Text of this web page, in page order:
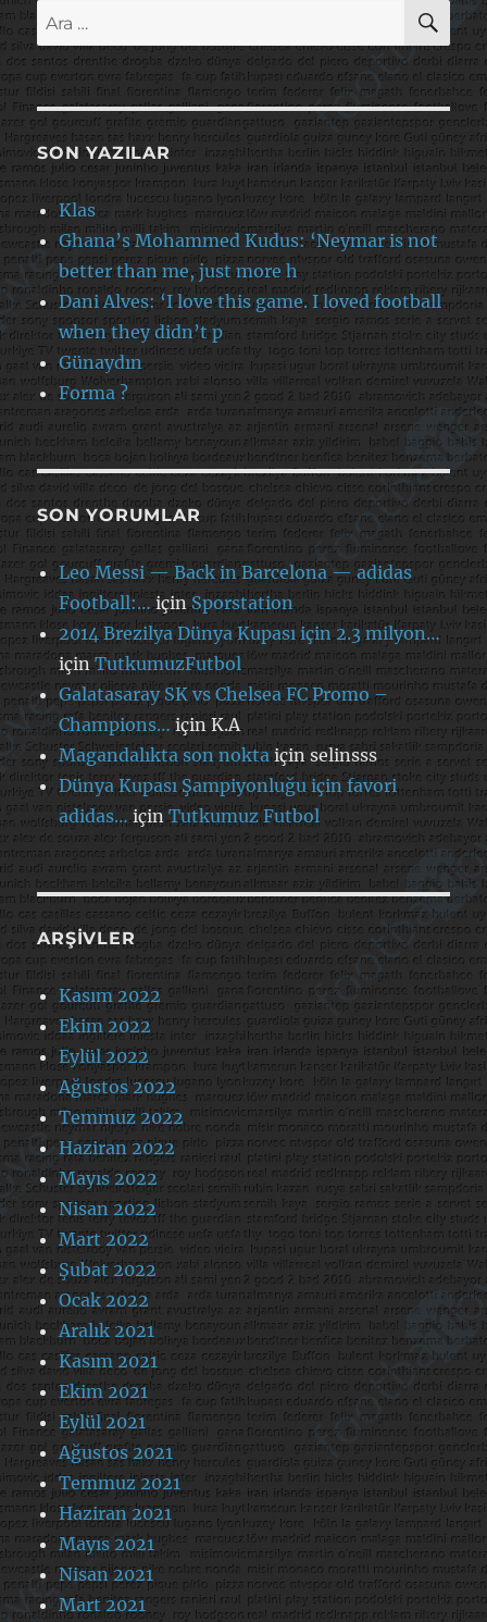
Ara:
SON YAZILAR
Klas
Ghana’s Mohammed Kudus: ‘Neymar is not
better than me, just more h
Dani Alves: ‘I love this game. I loved football
when they didn’t p
Günaydın
Forma ?
SON YORUMLAR
Leo Messi — Back in Barcelona — adidas
Football:…içinSporstation
2014 Brezilya Dünya Kupası için 2.3 milyon…
içinTutkumuzFutbol
Galatasaray SK vs Chelsea FC Promo –
Champions…içinK.A
Magandalıkta son noktaiçin selinsss
Dünya Kupası Şampiyonluğu için favori
adidas…içinTutkumuz Futbol
ARŞIVLER
Kasım 2022
Ekim 2022
Eylül 2022
Ağustos 2022
Temmuz 2022
Haziran 2022
Mayıs 2022
Nisan 2022
Mart 2022
Şubat 2022
Ocak 2022
Aralık 2021
Kasım 2021
Ekim 2021
Eylül 2021
Ağustos 2021
Temmuz 2021
Haziran 2021
Mayıs 2021
Nisan 2021
Mart 2021